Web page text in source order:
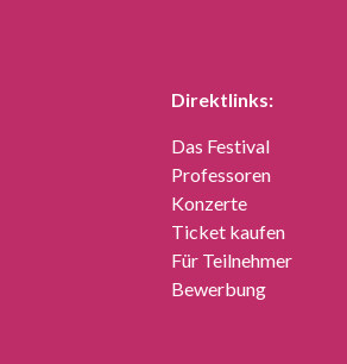
Direktlinks:
Das Festival
Professoren
Konzerte
Ticket kaufen
Für Teilnehmer
Bewerbung